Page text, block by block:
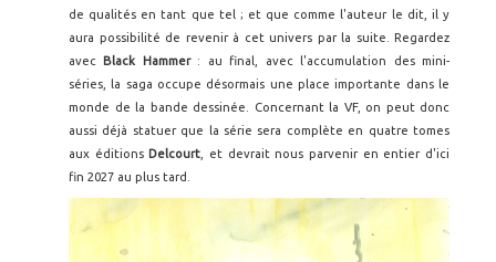
de qualités en tant que tel ; et que comme l'auteur le dit, il y
aura possibilité de revenir à cet univers par la suite. Regardez
avec
Black Hammer: au final, avec l'accumulation des mini-
séries, la saga occupe désormais une place importante dans le
monde de la bande dessinée. Concernant la VF, on peut donc
aussi déjà statuer que la série sera complète en quatre tomes
aux éditions Delcourt , et devrait nous parvenir en entier d'ici
fin 2027 au plus tard.